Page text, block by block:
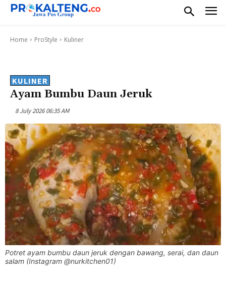
Home ProStyle Kuliner
KULINER
Ayam Bumbu Daun Jeruk
8 July 2026 06:35 AM
Potret ayam bumbu daun jeruk dengan bawang, serai, dan daun
salam (Instagram @nurkitchen01)